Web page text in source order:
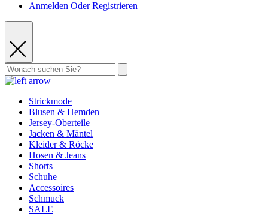
Anmelden Oder Registrieren
Strickmode
Blusen & Hemden
Jersey-Oberteile
Jacken & Mäntel
Kleider & Röcke
Hosen & Jeans
Shorts
Schuhe
Accessoires
Schmuck
SALE